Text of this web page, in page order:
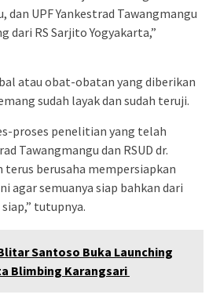
dan UPF Yankestrad Tawangmangu
dari RS Sarjito Yogyakarta,”
atau obat-obatan yang diberikan
sudah layak dan sudah teruji.
proses penelitian yang telah
Tawangmangu dan RSUD dr.
terus berusaha mempersiapkan
agar semuanya siap bahkan dari
tutupnya.
Santoso Buka Launching
Blimbing Karangsari